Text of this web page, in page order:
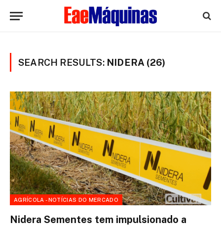
SEARCH RESULTS: NIDERA (26)
AGRÍCOLA - NOTÍCIAS DO MERCADO
Nidera Sementes tem impulsionado a